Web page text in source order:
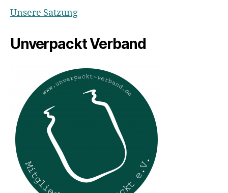
Unsere Satzung
Unverpackt Verband